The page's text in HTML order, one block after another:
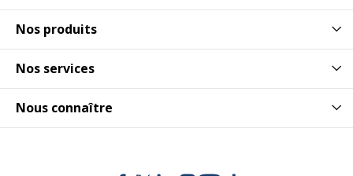
Nos produits
Nos services
Nous connaître